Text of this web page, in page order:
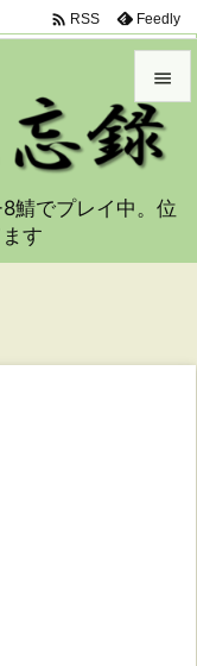


メニュ
サイド
 RSS Feedly
鯖でプレイ中。位
す